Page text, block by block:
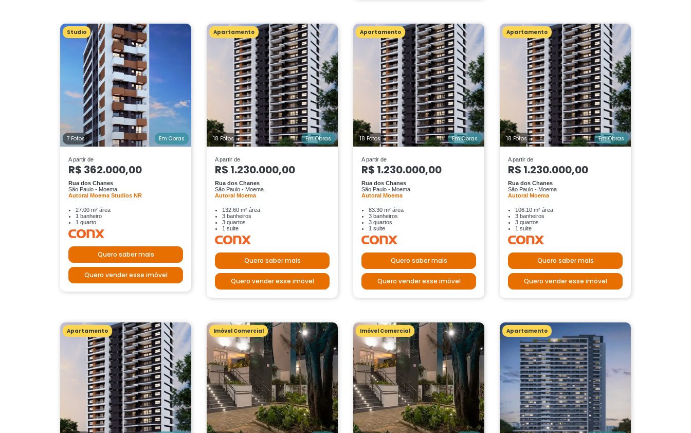
Studio
7 Fotos Em Obras
A partir de
R$ 362.000,00
Rua dos Chanes
São Paulo - Moema
Autoral Moema Studios NR
27.00 m² área
1 banheiro
1 quarto
Quero saber mais
Quero vender esse imóvel
Apartamento
18 Fotos Em Obras
A partir de
R$ 1.230.000,00
Rua dos Chanes
São Paulo - Moema
Autoral Moema
132.60 m² área
3 banheiros
3 quartos
1 suite
Quero saber mais
Quero vender esse imóvel
Apartamento
18 Fotos Em Obras
A partir de
R$ 1.230.000,00
Rua dos Chanes
São Paulo - Moema
Autoral Moema
83.30 m² área
3 banheiros
3 quartos
1 suite
Quero saber mais
Quero vender esse imóvel
Apartamento
18 Fotos Em Obras
A partir de
R$ 1.230.000,00
Rua dos Chanes
São Paulo - Moema
Autoral Moema
106.10 m² área
3 banheiros
3 quartos
1 suite
Quero saber mais
Quero vender esse imóvel
Apartamento Imóvel Comercial Imóvel Comercial Apartamento